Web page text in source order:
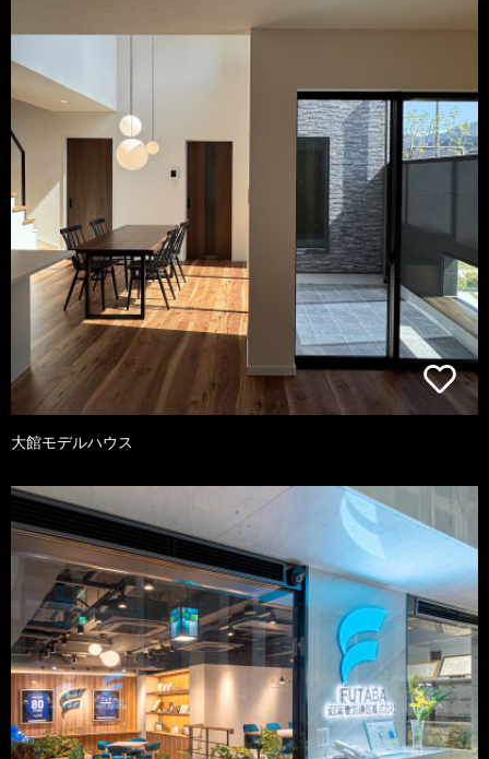
大館モデルハウス